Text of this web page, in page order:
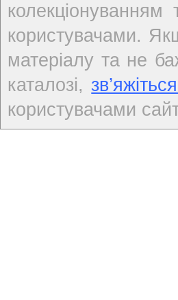
користувачами.
матеріалу та не
каталозі,
користувачами